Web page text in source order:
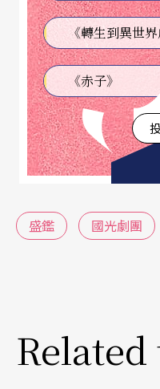
能以更快速度仿傚並
然明白了，是傳統的
近一米八的身高，稜
氣間的五官，卅八歲
中，還是有種孩子氣
的潮流服裝拍宣傳照
究。若與他在私下場
近幾年來，盛鑑的「
《再現東風》，他先
《赤子》
盛鑑 國光劇團